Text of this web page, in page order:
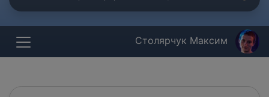
Столярчук Максим